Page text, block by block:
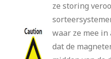
ze storing
waar ze mee
dat de